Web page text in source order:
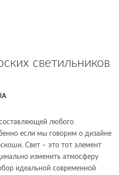
светильников
любого
если мы говорим о дизайне
Свет – это тот элемент
изменить атмосферу
идеальной современной